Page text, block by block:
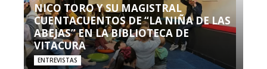
NICO TORO Y SU MAGISTRAL
CUENTACUENTOS DE “LA NIÑA DE LAS
ABEJAS” EN LA BIBLIOTECA DE
VITACURA
ENTREVISTAS